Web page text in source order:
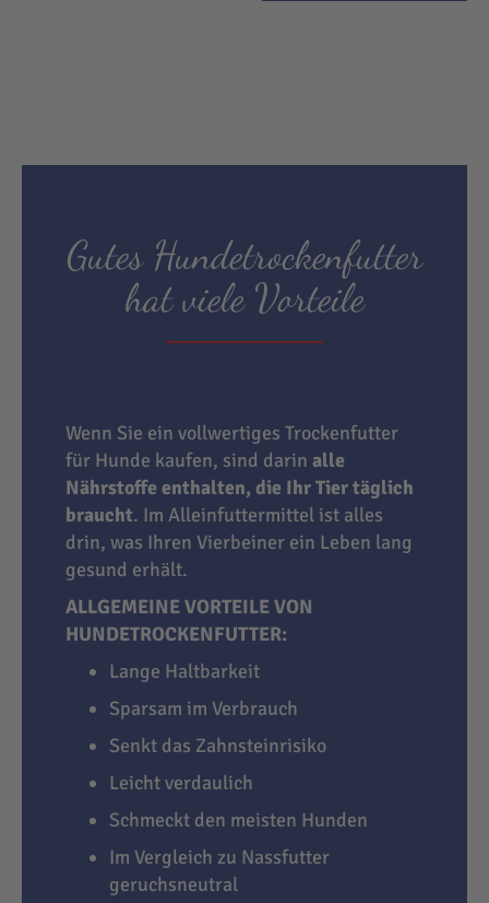
Gutes Hundetrockenfutter
hat viele Vorteile
Wenn Sie ein vollwertiges Trockenfutter
für Hunde kaufen, sind darin alle
Nährstoffe enthalten, die Ihr Tier täglich
braucht. Im Alleinfuttermittel ist alles
drin, was Ihren Vierbeiner ein Leben lang
gesund erhält.
ALLGEMEINE VORTEILE VON
HUNDETROCKENFUTTER:
Lange Haltbarkeit
Sparsam im Verbrauch
Senkt das Zahnsteinrisiko
Leicht verdaulich
Schmeckt den meisten Hunden
Im Vergleich zu Nassfutter
geruchsneutral